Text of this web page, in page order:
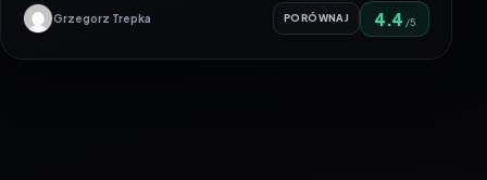
Grzegorz Trepka PORÓWNAJ 4.4 /5